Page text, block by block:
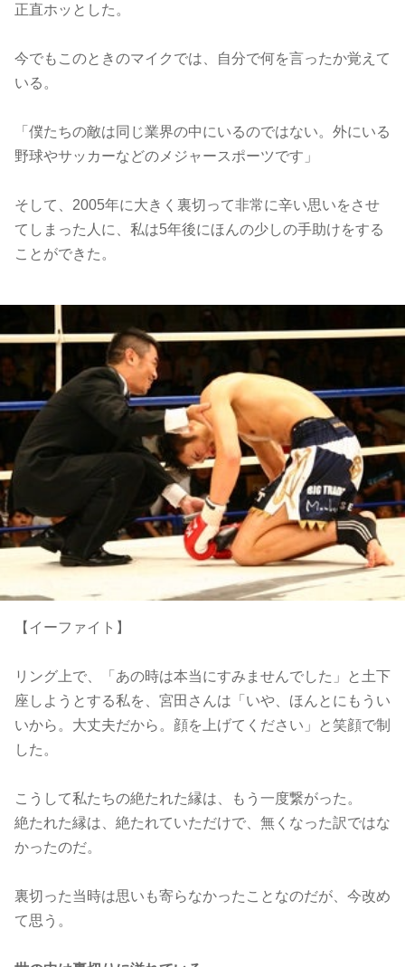
正直ホッとした。
今でもこのときのマイクでは、自分で何を言ったか覚えて
いる。
「僕たちの敵は同じ業界の中にいるのではない。外にいる
野球やサッカーなどのメジャースポーツです」
そして、2005年に大きく裏切って非常に辛い思いをさせ
てしまった人に、私は5年後にほんの少しの手助けをする
ことができた。
【イーファイト】
リング上で、「あの時は本当にすみませんでした」と土下
座しようとする私を、宮田さんは「いや、ほんとにもうい
いから。大丈夫だから。顔を上げてください」と笑顔で制
した。
こうして私たちの絶たれた縁は、もう一度繋がった。
絶たれた縁は、絶たれていただけで、無くなった訳ではな
かったのだ。
裏切った当時は思いも寄らなかったことなのだが、今改め
て思う。